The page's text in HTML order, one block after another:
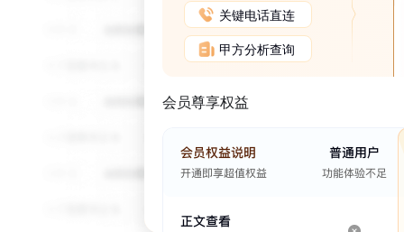
关键电话直连
甲方分析查询
会员尊享权益